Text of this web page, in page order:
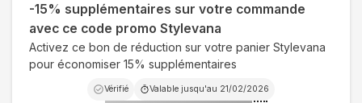
-15% supplémentaires sur votre commande
avec ce code promo Stylevana
Activez ce bon de réduction sur votre panier Stylevana
pour économiser 15% supplémentaires
Vérifié Valable jusqu'au 21/02/2026